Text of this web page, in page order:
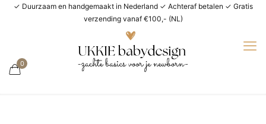
✓ Duurzaam en handgemaakt in Nederland ✓ Achteraf betalen ✓ Gratis
verzending vanaf €100,- (NL)
0